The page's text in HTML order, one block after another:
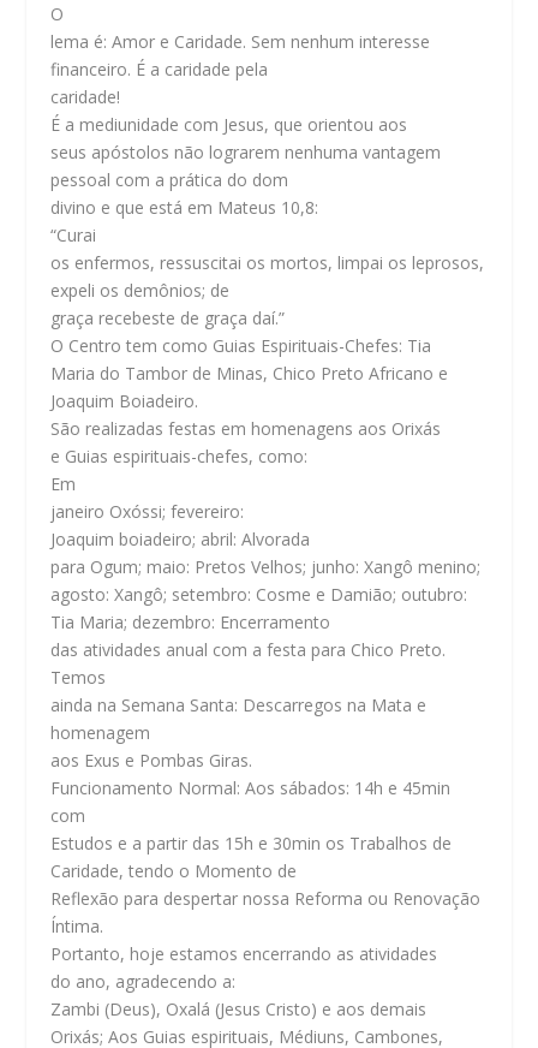
O
lema é: Amor e Caridade. Sem nenhum interesse
financeiro. É a caridade pela
caridade!
É a mediunidade com Jesus, que orientou aos
seus apóstolos não lograrem nenhuma vantagem
pessoal com a prática do dom
divino e que está em Mateus 10,8:
“Curai
os enfermos, ressuscitai os mortos, limpai os leprosos,
expeli os demônios; de
graça recebeste de graça daí.”
O Centro tem como Guias Espirituais-Chefes: Tia
Maria do Tambor de Minas, Chico Preto Africano e
Joaquim Boiadeiro.
São realizadas festas em homenagens aos Orixás
e Guias espirituais-chefes, como:
Em
janeiro Oxóssi;fevereiro:
Joaquim boiadeiro; abril: Alvorada
para Ogum; maio: Pretos Velhos; junho: Xangô menino;
agosto: Xangô; setembro: Cosme e Damião; outubro:
Tia Maria; dezembro: Encerramento
das atividades anual com a festa para Chico Preto.
Temos
ainda na Semana Santa: Descarregos na Mata e
homenagem
aos Exus e Pombas Giras.
Funcionamento Normal: Aos sábados: 14h e 45min
com
Estudos e a partir das 15h e 30min os Trabalhos de
Caridade, tendo o Momento de
Reflexão para despertar nossa Reforma ou Renovação
Íntima.
Portanto, hoje estamos encerrando as atividades
do ano, agradecendo a:
Zambi (Deus), Oxalá (Jesus Cristo) e aos demais
Orixás; Aos Guias espirituais, Médiuns, Cambones,